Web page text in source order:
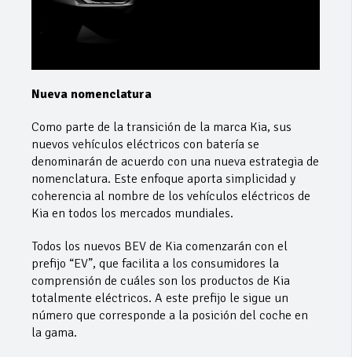
Nueva nomenclatura
Como parte de la transición de la marca Kia, sus
nuevos vehículos eléctricos con batería se
denominarán de acuerdo con una nueva estrategia de
nomenclatura. Este enfoque aporta simplicidad y
coherencia al nombre de los vehículos eléctricos de
Kia en todos los mercados mundiales.
Todos los nuevos BEV de Kia comenzarán con el
prefijo “EV”, que facilita a los consumidores la
comprensión de cuáles son los productos de Kia
totalmente eléctricos. A este prefijo le sigue un
número que corresponde a la posición del coche en
la gama.